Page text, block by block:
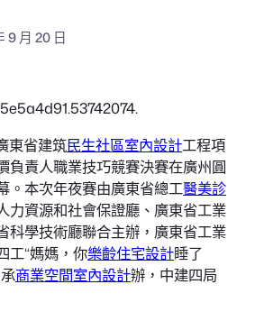
9 月 20 日
東省建筑民生社區室內設計工程項
負責人職業技巧競賽決賽在廣州圓
。本次年夜賽由廣東省總工醫美診
力資源和社會保證廳、廣東省工業
科學技術廳聯合主辦，廣東省工業
工“媽媽，你樂齡住宅設計睡了
商業空間室內設計辦，中建四局